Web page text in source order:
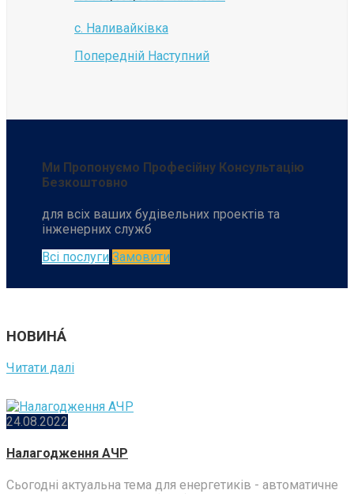
с. Наливайківка
Попередній Наступний
Ми Пропонуємо Професійну Консультацію
Безкоштовно
для всіх ваших будівельних проектів та
інженерних служб
Всі послуги Замовити
НОВИНА́
Читати далі
24.08.2022
Налагодження АЧР
Сьогодні актуальна тема для енергетиків - автоматичне